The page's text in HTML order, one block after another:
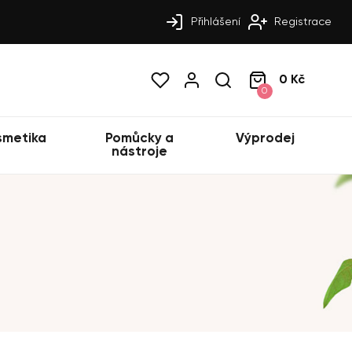
Přihlášení Registrace
0
0 Kč
Pomůcky a
nástroje
Výprodej